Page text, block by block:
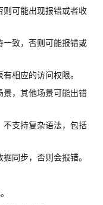
则可能出现报错或者收
一致，否则可能报错或
相应的访问权限。
景，其他场景可能出错
不支持复杂语法，包括
同步，否则会报错。